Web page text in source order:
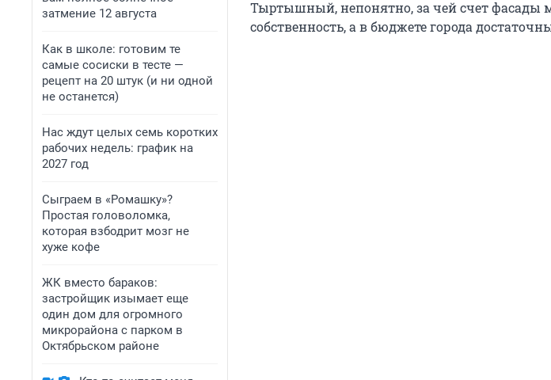
затмение 12 августа
Как в школе: готовим те
самые сосиски в тесте —
рецепт на 20 штук (и ни одной
не останется)
Нас ждут целых семь коротких
рабочих недель: график на
2027 год
Сыграем в «Ромашку»?
Простая головоломка,
которая взбодрит мозг не
хуже кофе
ЖК вместо бараков:
застройщик изымает еще
один дом для огромного
микрорайона с парком в
Октябрьском районе
Тыртышный, непонятно, за чей счет фасады
собственность, а в бюджете города